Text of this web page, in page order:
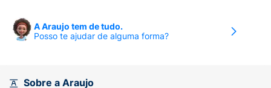
Seja para compor um look natural ou para
mágica acontece conforme você usa, pois a
A Araujo tem de tudo.
Posso te ajudar de alguma forma?
Sobre a Araujo